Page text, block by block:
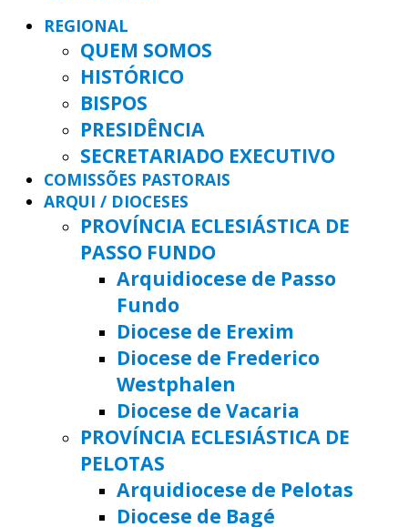
REGIONAL
QUEM SOMOS
HISTÓRICO
BISPOS
PRESIDÊNCIA
SECRETARIADO EXECUTIVO
COMISSÕES PASTORAIS
ARQUI / DIOCESES
PROVÍNCIA ECLESIÁSTICA DE
PASSO FUNDO
Arquidiocese de Passo
Fundo
Diocese de Erexim
Diocese de Frederico
Westphalen
Diocese de Vacaria
PROVÍNCIA ECLESIÁSTICA DE
PELOTAS
Arquidiocese de Pelotas
Diocese de Bagé